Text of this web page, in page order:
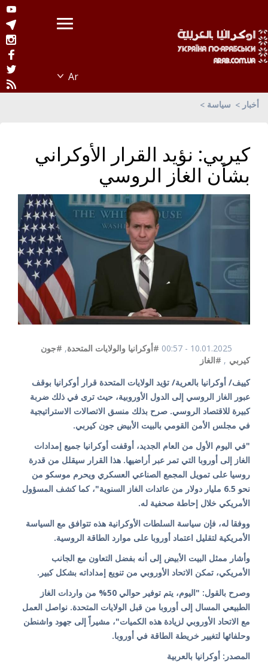
أخبار سياسة
كيربي: نؤيد القرار الأوكراني
بشأن الغاز الروسي
10.01.2025 - 00:57 #أوكرانيا والولايات المتحدة, #جون
كيربي , #الغاز
كييف/ أوكرانيا بالعرية/ تؤيد الولايات المتحدة قرار أوكرانيا بوقف
عبور الغاز الروسي إلى الدول الأوروبية، حيث ترى في ذلك ضربة
كبيرة للاقتصاد الروسي. صرح بذلك منسق الاتصالات الاستراتيجية
في مجلس الأمن القومي بالبيت الأبيض جون كيربي.
"في اليوم الأول من العام الجديد، أوقفت أوكرانيا جميع إمدادات
الغاز إلى أوروبا التي تمر عبر أراضيها. هذا القرار سيقلل من قدرة
روسيا على تمويل المجمع الصناعي العسكري ويحرم موسكو من
نحو 6.5 مليار دولار من عائدات الغاز السنوية"، كما كشف المسؤول
الأمريكي خلال إحاطة صحفية له.
ووفقا له، فإن سياسة السلطات الأوكرانية هذه تتوافق مع السياسة
الأمريكية لتقليل اعتماد أوروبا على موارد الطاقة الروسية.
وأشار ممثل البيت الأبيض إلى أنه بفضل التعاون مع الجانب
الأمريكي، تمكن الاتحاد الأوروبي من تنويع إمداداته بشكل كبير.
وصرح بالقول: "اليوم، يتم توفير حوالي 50% من واردات الغاز
الطبيعي المسال إلى أوروبا من قبل الولايات المتحدة. نواصل العمل
مع الاتحاد الأوروبي لزيادة هذه الكميات"، مشيراً إلى جهود واشنطن
وحلفائها لتغيير خريطة الطاقة في أوروبا.
المصدر: أوكرانيا بالعربية